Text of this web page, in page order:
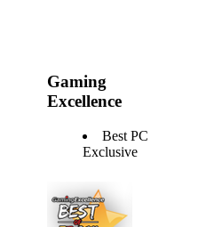
Gaming
Excellence
Best PC
Exclusive